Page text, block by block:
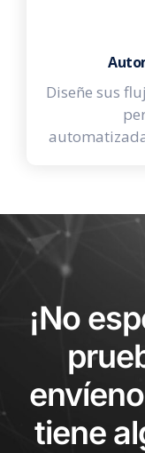
Diseñe sus
¡No
tiene